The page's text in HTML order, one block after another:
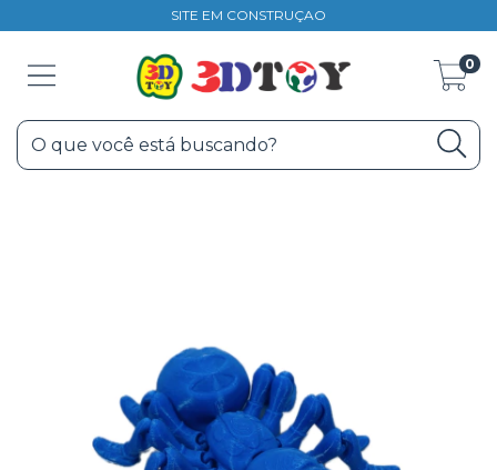
SITE EM CONSTRUÇAO
0